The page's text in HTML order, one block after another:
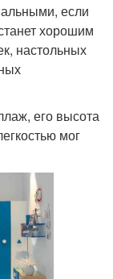
если
хорошим
настольных
его высота
мог